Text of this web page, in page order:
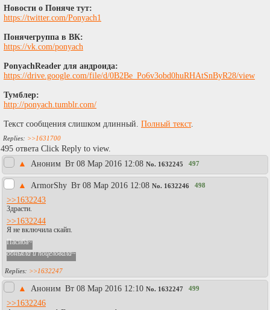
Новости о Поняче тут:
https://twitter.com/Ponyach1
Понячегруппа в ВК:
https://vk.com/ponyach
PonyachReader для андроида:
https://drive.google.com/file/d/0B2Be_Po6v3obd0huRHAtSnByR28/view
Тумблер:
http://ponyach.tumblr.com/
Текст сообщения слишком длинный. Полный текст.
>>1631700
495 ответа Click Reply to view.
▲
Аноним Вт 08 Мар 2016 12:08 No. 1632245 497
▲ АrmоrShy Вт 08 Мар 2016 12:08 No. 1632246 498
>>1632243
Здрасти.
>>1632244
Я не включила скайп.
Пасиба~
обньяла и поцеловала~
>>1632247
▲ Аноним Вт 08 Мар 2016 12:10 No. 1632247 499
>>1632246